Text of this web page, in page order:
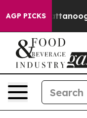
AGP PICKS
in Chattanooga.